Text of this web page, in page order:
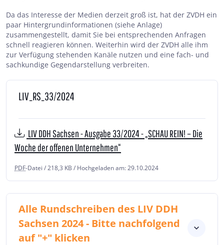
Da das Interesse der Medien derzeit groß ist, hat der ZVDH ein
paar Hintergrundinformationen (siehe Anlage)
zusammengestellt, damit Sie bei entsprechenden Anfragen
schnell reagieren können. Weiterhin wird der ZVDH alle ihm
zur Verfügung stehenden Kanäle nutzen und eine fach- und
sachkundige Gegendarstellung verbreiten.
LIV_RS_33/2024
LIV DDH Sachsen - Ausgabe 33/2024 - „SCHAU REIN! – Die
Woche der offenen Unternehmen“
PDF-Datei / 218,3 KB / Hochgeladen am: 29.10.2024
Alle Rundschreiben des LIV DDH
Sachsen 2024 - Bitte nachfolgend
auf "+" klicken